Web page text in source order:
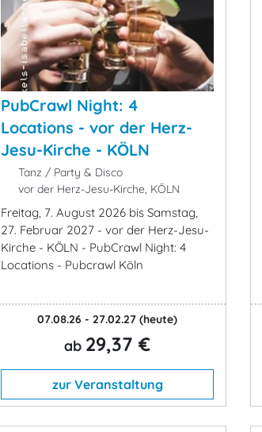
PubCrawl Night: 4
Locations - vor der Herz-
Jesu-Kirche - KÖLN
Tanz / Party & Disco
vor der Herz-Jesu-Kirche, KÖLN
Freitag, 7. August 2026 bis Samstag,
27. Februar 2027 - vor der Herz-Jesu-
Kirche - KÖLN - PubCrawl Night: 4
Locations - Pubcrawl Köln
07.08.26 - 27.02.27 (heute)
ab 29,37 €
zur Veranstaltung